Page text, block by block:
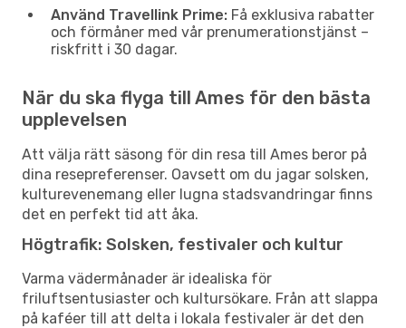
Använd Travellink Prime: Få exklusiva rabatter
och förmåner med vår prenumerationstjänst –
riskfritt i 30 dagar.
När du ska flyga till Ames för den bästa
upplevelsen
Att välja rätt säsong för din resa till Ames beror på
dina resepreferenser. Oavsett om du jagar solsken,
kulturevenemang eller lugna stadsvandringar finns
det en perfekt tid att åka.
Högtrafik: Solsken, festivaler och kultur
Varma vädermånader är idealiska för
friluftsentusiaster och kultursökare. Från att slappa
på kaféer till att delta i lokala festivaler är det den